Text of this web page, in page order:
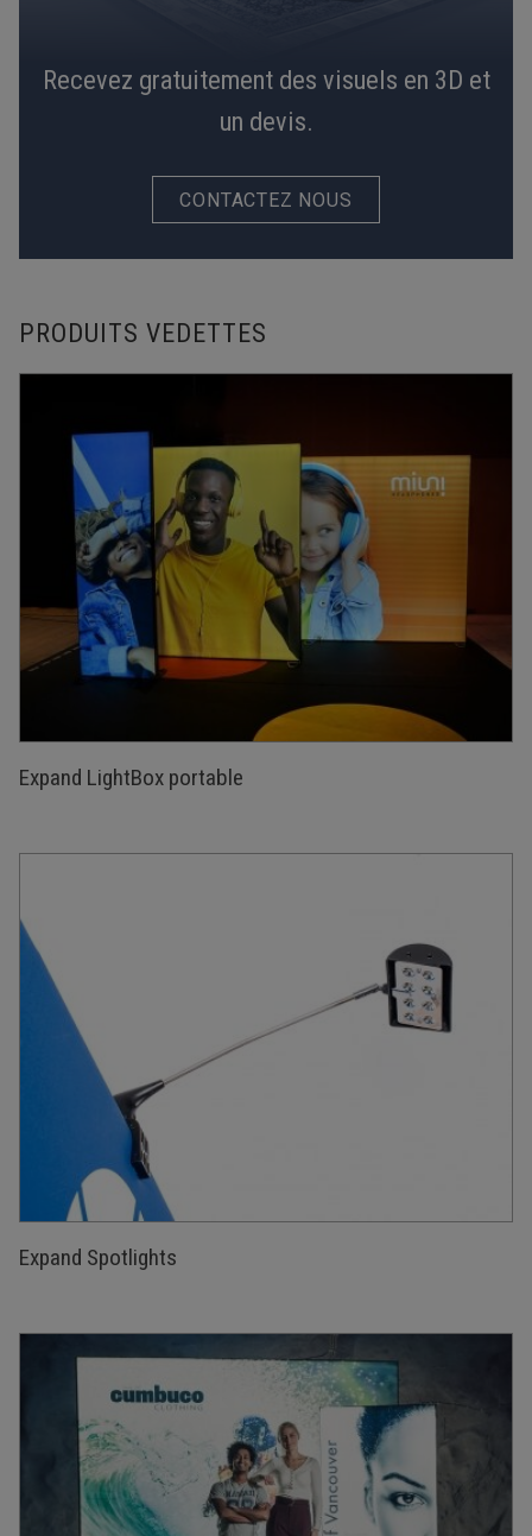
Recevez gratuitement des visuels en 3D et
un devis.
CONTACTEZ NOUS
PRODUITS VEDETTES
Expand LightBox portable
Expand Spotlights